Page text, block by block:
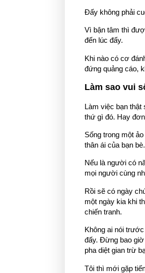
Đấy không phải
Vì bận tâm thì
đến lúc đấy.
Khi nào có cơ
đứng quảng cáo,
Làm sao vui
Làm việc bạn
thứ gì đó. Hay
Sống trong một
thân ái của bạn bè.
Nếu là người có
mọi người cùng
Rồi sẽ có ngày
một ngày kia khi
chiến tranh.
Không ai nói
đấy. Đừng bao
pha diệt gian trừ
Tôi thì mới gặp